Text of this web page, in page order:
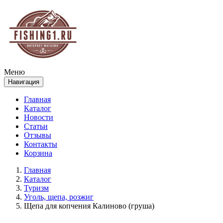
Меню
Навигация
Главная
Каталог
Новости
Статьи
Отзывы
Контакты
Корзина
Главная
Каталог
Туризм
Уголь, щепа, розжиг
Щепа для копчения Калиново (груша)